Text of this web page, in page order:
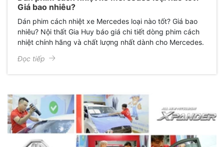
Giá bao nhiêu?
Dán phim cách nhiệt xe Mercedes loại nào tốt? Giá bao
nhiêu? Nội thất Gia Huy báo giá chi tiết dòng phim cách
nhiệt chính hãng và chất lượng nhất dành cho Mercedes.
Đọc tiếp